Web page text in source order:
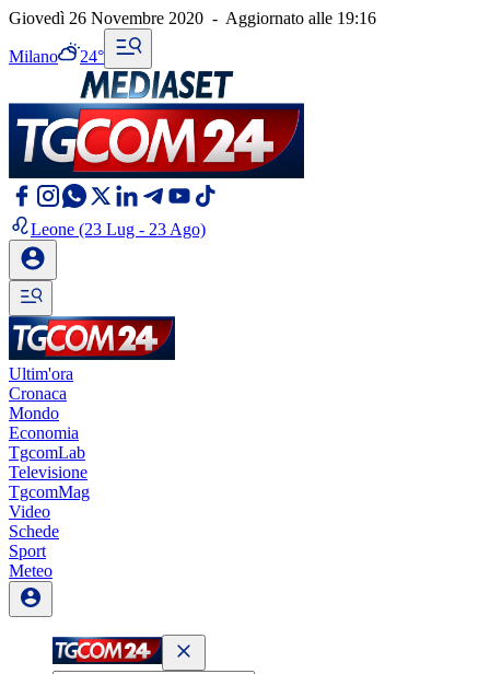
Giovedì 26 Novembre 2020 - Aggiornato alle 19:16
Milano 24°
Leone (23 Lug - 23 Ago)
Ultim'ora
Cronaca
Mondo
Economia
TgcomLab
Televisione
TgcomMag
Video
Schede
Sport
Meteo